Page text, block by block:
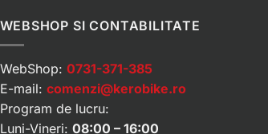
WEBSHOP SI CONTABILITATE
WebShop: 0731-371-385
E-mail: comenzi@kerobike.ro
Program de lucru:
Luni-Vineri: 08:00 – 16:00